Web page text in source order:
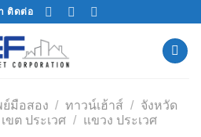
ติดต่อ
มือสอง / ทาวน์เฮ้าส์ / จังหวัด
เขต ประเวศ / แขวง ประเวศ